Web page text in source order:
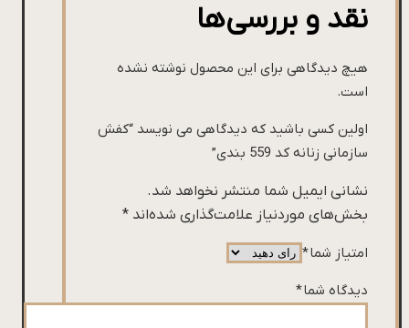
نقد و بررسی‌ها
هیچ دیدگاهی برای این محصول نوشته نشده
است.
اولین کسی باشید که دیدگاهی می نویسد “کفش
سازمانی زنانه کد 559 بندی”
نشانی ایمیل شما منتشر نخواهد شد.
بخش‌های موردنیاز علامت‌گذاری شده‌اند *
امتیاز شما*
دیدگاه شما*